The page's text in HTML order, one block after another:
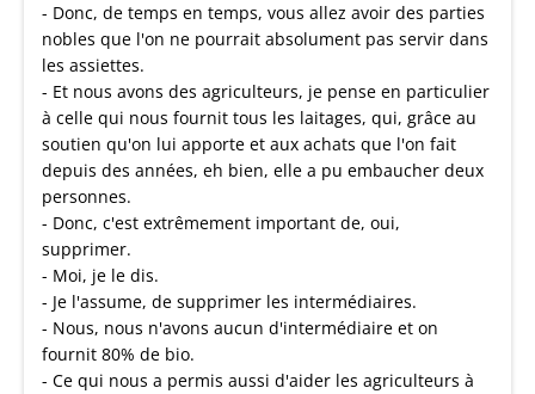
- Donc, de temps en temps, vous allez avoir des parties
nobles que l'on ne pourrait absolument pas servir dans
les assiettes.
- Et nous avons des agriculteurs, je pense en particulier
à celle qui nous fournit tous les laitages, qui, grâce au
soutien qu'on lui apporte et aux achats que l'on fait
depuis des années, eh bien, elle a pu embaucher deux
personnes.
- Donc, c'est extrêmement important de, oui,
supprimer.
- Moi, je le dis.
- Je l'assume, de supprimer les intermédiaires.
- Nous, nous n'avons aucun d'intermédiaire et on
fournit 80% de bio.
- Ce qui nous a permis aussi d'aider les agriculteurs à